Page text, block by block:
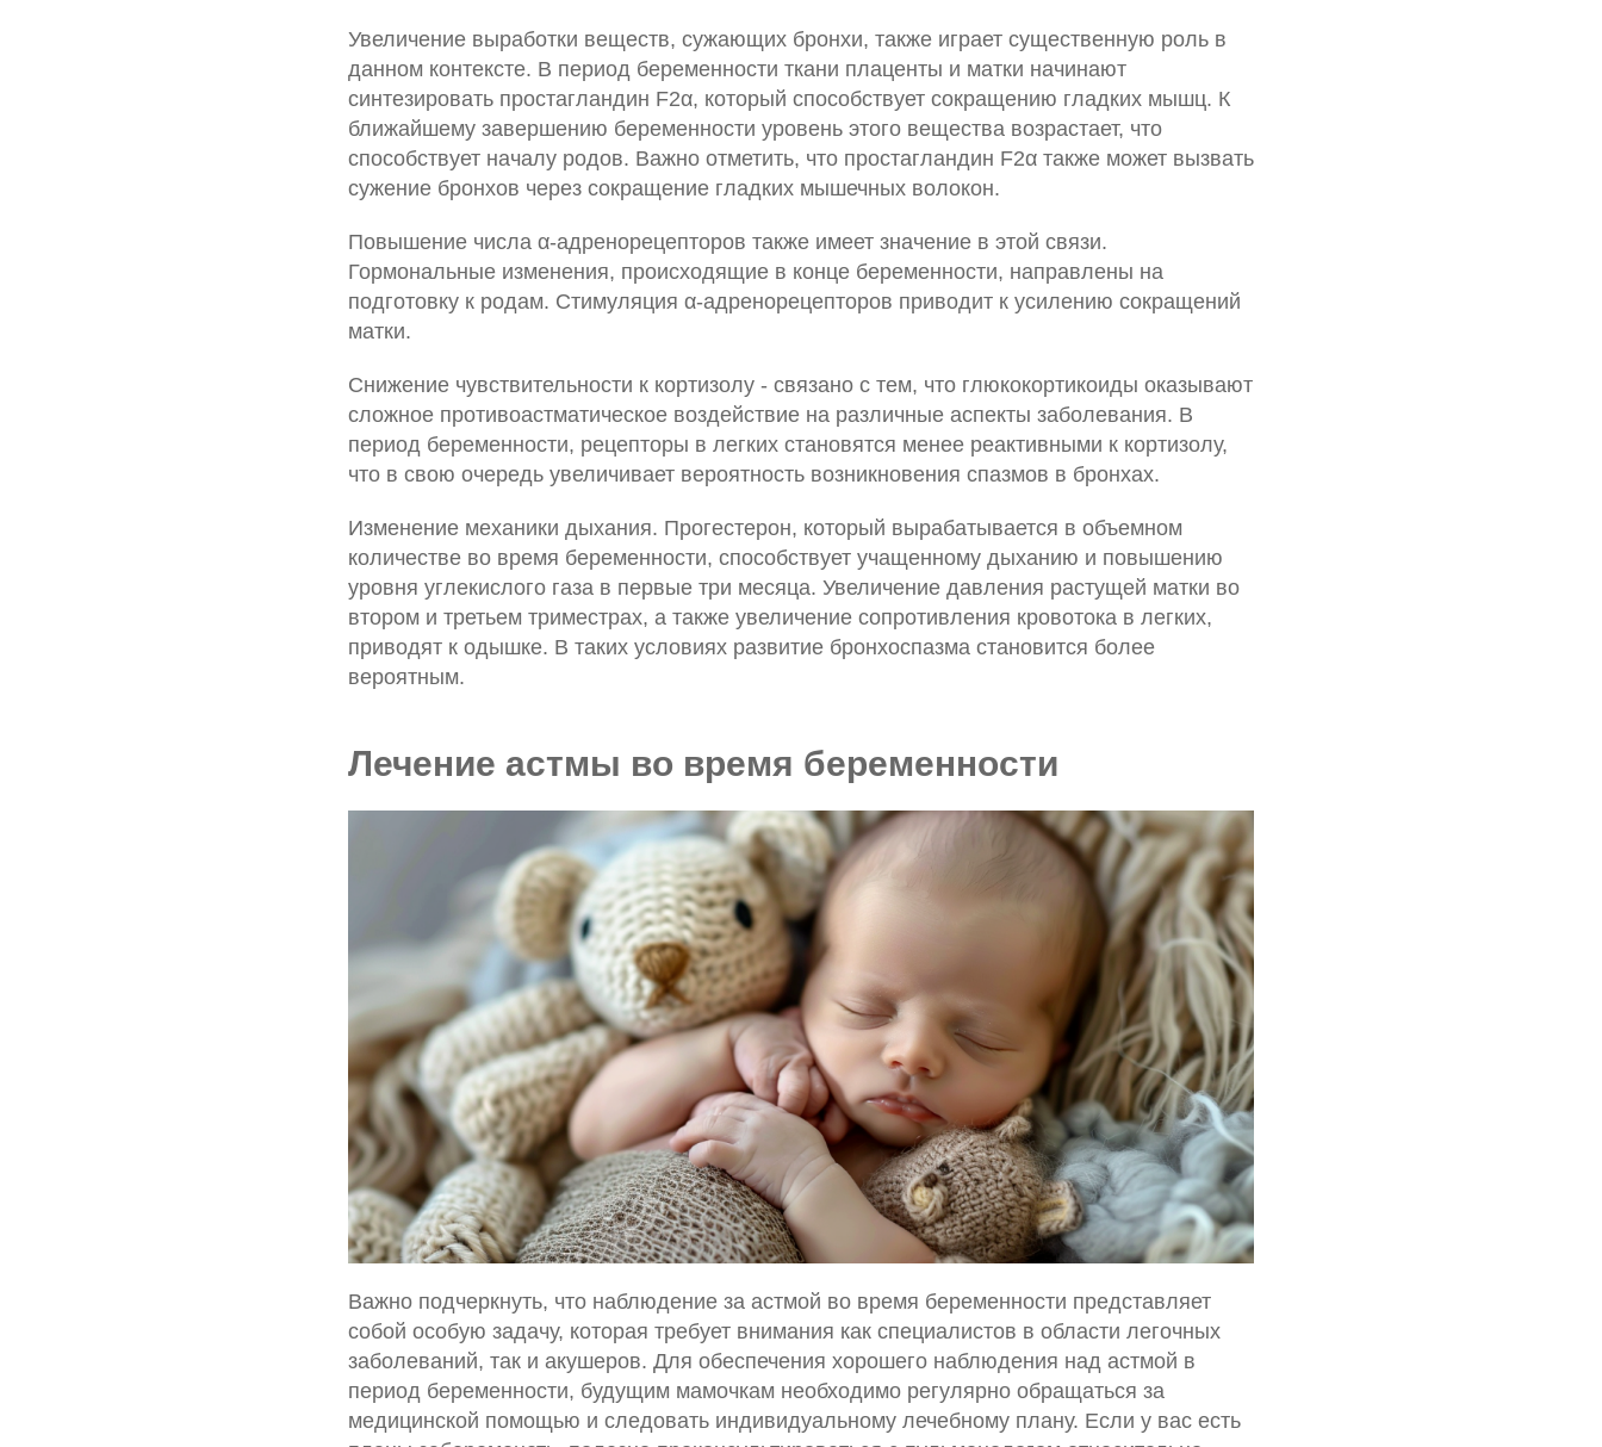
Увеличение выработки веществ, сужающих бронхи, также играет существенную роль в
данном контексте. В период беременности ткани плаценты и матки начинают
синтезировать простагландин F2α, который способствует сокращению гладких мышц. К
ближайшему завершению беременности уровень этого вещества возрастает, что
способствует началу родов. Важно отметить, что простагландин F2α также может вызвать
сужение бронхов через сокращение гладких мышечных волокон.
Повышение числа α-адренорецепторов также имеет значение в этой связи.
Гормональные изменения, происходящие в конце беременности, направлены на
подготовку к родам. Стимуляция α-адренорецепторов приводит к усилению сокращений
матки.
Снижение чувствительности к кортизолу - связано с тем, что глюкокортикоиды оказывают
сложное противоастматическое воздействие на различные аспекты заболевания. В
период беременности, рецепторы в легких становятся менее реактивными к кортизолу,
что в свою очередь увеличивает вероятность возникновения спазмов в бронхах.
Изменение механики дыхания. Прогестерон, который вырабатывается в объемном
количестве во время беременности, способствует учащенному дыханию и повышению
уровня углекислого газа в первые три месяца. Увеличение давления растущей матки во
втором и третьем триместрах, а также увеличение сопротивления кровотока в легких,
приводят к одышке. В таких условиях развитие бронхоспазма становится более
вероятным.
Лечение астмы во время беременности
Важно подчеркнуть, что наблюдение за астмой во время беременности представляет
собой особую задачу, которая требует внимания как специалистов в области легочных
заболеваний, так и акушеров. Для обеспечения хорошего наблюдения над астмой в
период беременности, будущим мамочкам необходимо регулярно обращаться за
медицинской помощью и следовать индивидуальному лечебному плану. Если у вас есть